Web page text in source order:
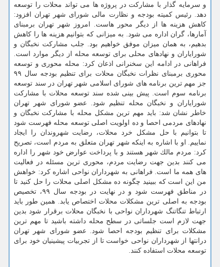
و سرمایه گذار با مشاركت در پروژه ها می تواند محلات را توسعه
دهد. رئیس كمیته بودجه و نظارت مالی شورای شهر تهران افزود:
كاهش هزینه ها از دیگر محور هاست. امروز شهر تهران برمبنای
آمارها، گران اداره می شود. به میزانی كه بتوانیم هزینه ها را كاهش
بدهیم، به همان میزان موفق خواهیم بود. جلب مشاركت نخبگان و
شورایاران و نهادهای محلی برای توسعه محله از دیگر موارد است.
فراهانی در ادامه این سخنرانی اذعان كرد: محله محوری و توسعه
محوری برمبنای نظرات نخبگان محلات برای تنظیم بودجه سال ۹۹
جز مهم ترین برنامه های شورای اسلامی شهر تهران در سند توسعه
برنامه سوم است. پیش بینی شده سند توسعه محلات با مشاركت
شورایاران و نخبگان محله تنظیم شود. عضو شورای شهر تهران
خاطر نشان شد: باید مهم ترین مشكل محله با مشاركت نخبگان و
نهادهای مردمی احصا و ده اولویت اصلی توسعه محله فهرست شود
تا بتوانیم با حل مشكل خرد محلات، رضایت شهروندان را ایجاد
نماییم. او با اشاره به اینكه شهر تهران متعلق به مردم است، تصریح
كرد: مردم مالك شهر هستند و با پرداخت عوارض خود شهر را اداره
می كنند بدین جهت رضایت مردم، محوری ترین مسئله در فعالیت
های همه ما است. فراهانی به شهرداران نواحی اشاره كرد: خواهش
من این است كه ببینید چگونه ده مشكل اصلی محلات را حل كنید تا
در مناطق فهرست شود و در نهایت در بودجه سال ۹۹، تخصیص
بودجه به اصلی ترین مشكلات محلات اختصاص یابد. همین طور باید
ارتباط تنگاتنگ شهرداران نواحی با نخبگان محلات برقرار شود بدین
جهت لازم است جلساتی در سطح محله داشته باشید تا مهم ترین
مشكلات برای تنظیم بودجه احصا شود. عضو شورای شهر تهران
درانتها از شهرداران نواحی خواست تا از تجربیات پیشینیان خود برای
توسعه محلات استفاده كنند.